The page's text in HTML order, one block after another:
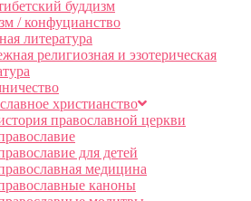
буддизм
/ конфуцианство
литература
религиозная и эзотерическая
христианство
православной церкви
для детей
медицина
каноны